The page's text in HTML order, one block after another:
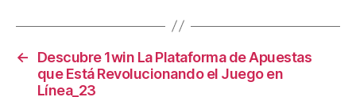
←
Descubre 1win La Plataforma de Apuestas
que Está Revolucionando el Juego en
Línea_23